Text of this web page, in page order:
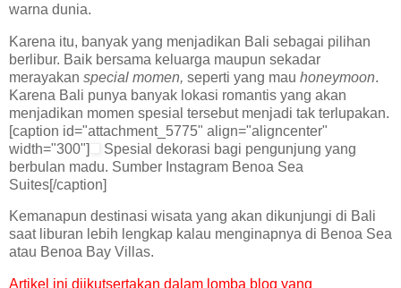
warna dunia.
Karena itu, banyak yang menjadikan Bali sebagai pilihan
berlibur. Baik bersama keluarga maupun sekadar
merayakan special momen, seperti yang mau honeymoon.
Karena Bali punya banyak lokasi romantis yang akan
menjadikan momen spesial tersebut menjadi tak terlupakan.
[caption id="attachment_5775" align="aligncenter"
width="300"]
Spesial dekorasi bagi pengunjung yang
berbulan madu. Sumber Instagram Benoa Sea
Suites[/caption]
Kemanapun destinasi wisata yang akan dikunjungi di Bali
saat liburan lebih lengkap kalau menginapnya di Benoa Sea
atau Benoa Bay Villas.
Artikel ini diikutsertakan dalam lomba blog yang